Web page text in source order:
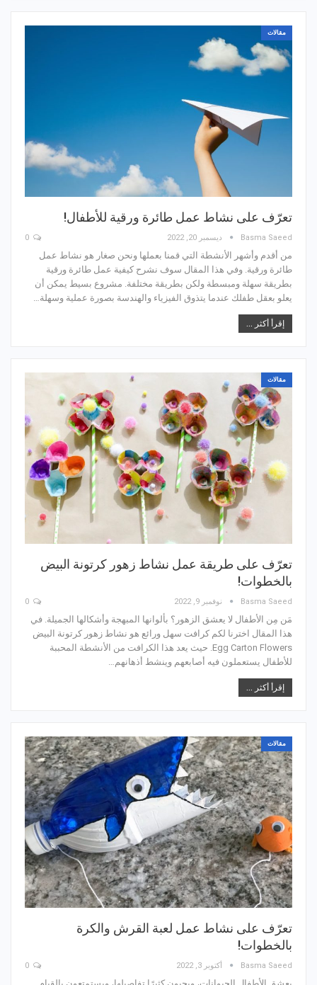
مقالات
تعرّف على نشاط عمل طائرة ورقية للأطفال!
Basma Saeed ديسمبر 20, 2022
من أقدم وأشهر الأنشطة التي قمنا بعملها ونحن صغار هو نشاط عمل
طائرة ورقية. وفي هذا المقال سوف نشرح كيفية عمل طائرة ورقية
بطريقة سهلة ومبسطة ولكن بطريقة مختلفة. مشروع بسيط يمكن أن
يعلو بعقل طفلك عندما يتذوق الفيزياء والهندسة بصورة عملية وسهلة…
إقرأ أكثر ...
مقالات
تعرّف على طريقة عمل نشاط زهور كرتونة البيض
بالخطوات!
Basma Saeed نوفمبر 9, 2022
مَن مِن الأطفال لا يعشق الزهور؟ بألوانها المبهجة وأشكالها الجميلة. في
هذا المقال اخترنا لكم كرافت سهل ورائع هو نشاط زهور كرتونة البيض
Egg Carton Flowers. حيث يعد هذا الكرافت من الأنشطة المحببة
للأطفال يستعملون فيه أصابعهم وينشط أذهانهم…
إقرأ أكثر ...
مقالات
تعرّف على نشاط عمل لعبة القرش والكرة
بالخطوات!
Basma Saeed أكتوبر 3, 2022